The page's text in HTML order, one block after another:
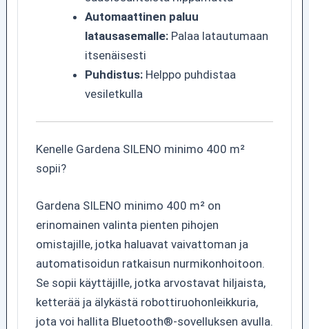
Automaattinen paluu
latausasemalle:Palaa latautumaan
itsenäisesti
Puhdistus:Helppo puhdistaa
vesiletkulla
Kenelle Gardena SILENO minimo 400 m²
sopii?
Gardena SILENO minimo 400 m² on
erinomainen valinta pienten pihojen
omistajille, jotka haluavat vaivattoman ja
automatisoidun ratkaisun nurmikonhoitoon.
Se sopii käyttäjille, jotka arvostavat hiljaista,
ketterää ja älykästä robottiruohonleikkuria,
jota voi hallita Bluetooth®-sovelluksen avulla.